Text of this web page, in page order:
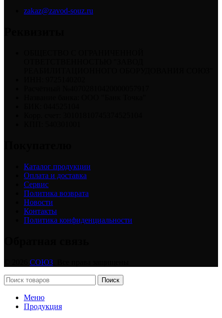
zakaz@zavod-souz.ru
Каталог продукции
Оплата и доставка
Сервис
Политика возврата
Новости
Контакты
Политика конфиденциальности
СОЮЗ
Поиск
Меню
Продукция